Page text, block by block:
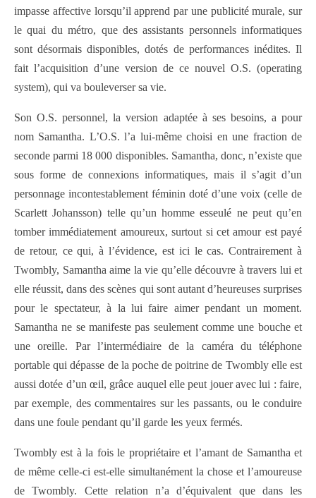
impasse affective lorsqu’il apprend par une publicité murale, sur
le quai du métro, que des assistants personnels informatiques
sont désormais disponibles, dotés de performances inédites. Il
fait l’acquisition d’une version de ce nouvel O.S. (operating
system), qui va bouleverser sa vie.
Son O.S. personnel, la version adaptée à ses besoins, a pour
nom Samantha. L’O.S. l’a lui-même choisi en une fraction de
seconde parmi 18 000 disponibles. Samantha, donc, n’existe que
sous forme de connexions informatiques, mais il s’agit d’un
personnage incontestablement féminin doté d’une voix (celle de
Scarlett Johansson) telle qu’un homme esseulé ne peut qu’en
tomber immédiatement amoureux, surtout si cet amour est payé
de retour, ce qui, à l’évidence, est ici le cas. Contrairement à
Twombly, Samantha aime la vie qu’elle découvre à travers lui et
elle réussit, dans des scènes qui sont autant d’heureuses surprises
pour le spectateur, à la lui faire aimer pendant un moment.
Samantha ne se manifeste pas seulement comme une bouche et
une oreille. Par l’intermédiaire de la caméra du téléphone
portable qui dépasse de la poche de poitrine de Twombly elle est
aussi dotée d’un œil, grâce auquel elle peut jouer avec lui : faire,
par exemple, des commentaires sur les passants, ou le conduire
dans une foule pendant qu’il garde les yeux fermés.
Twombly est à la fois le propriétaire et l’amant de Samantha et
de même celle-ci est-elle simultanément la chose et l’amoureuse
de Twombly. Cette relation n’a d’équivalent que dans les